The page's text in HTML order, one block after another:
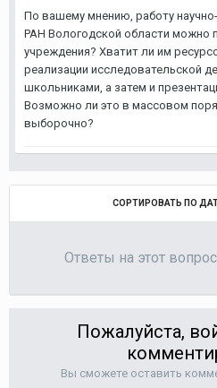
По вашему мнению, работу
РАН Вологодской области можно
учреждения? Хватит ли им
реализации исследовательской
школьниками, а затем и
Возможно ли это в массовом
выборочно?
СОРТИРОВАТЬ ПО
Ответы на этот
Пожалуйста,
Вы сможете оставить